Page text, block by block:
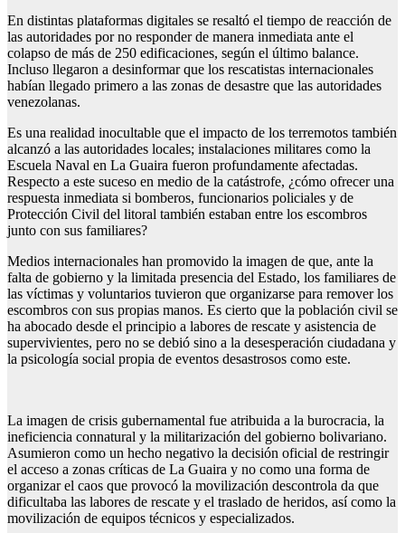
En distintas plataformas digitales se resaltó el tiempo de reacción de
las autoridades por no responder de manera inmediata ante el
colapso de más de 250 edificaciones, según el último balance.
Incluso llegaron a desinformar que los rescatistas internacionales
habían llegado primero a las zonas de desastre que las autoridades
venezolanas.
Es una realidad inocultable que el impacto de los terremotos también
alcanzó a las autoridades locales; instalaciones militares como la
Escuela Naval en La Guaira fueron profundamente afectadas.
Respecto a este suceso en medio de la catástrofe, ¿cómo ofrecer una
respuesta inmediata si bomberos, funcionarios policiales y de
Protección Civil del litoral también estaban entre los escombros
junto con sus familiares?
Medios internacionales han promovido la imagen de que, ante la
falta de gobierno y la limitada presencia del Estado, los familiares de
las víctimas y voluntarios tuvieron que organizarse para remover los
escombros con sus propias manos. Es cierto que la población civil se
ha abocado desde el principio a labores de rescate y asistencia de
supervivientes, pero no se debió sino a la desesperación ciudadana y
la psicología social propia de eventos desastrosos como este.
La imagen de crisis gubernamental fue atribuida a la burocracia, la
ineficiencia connatural y la militarización del gobierno bolivariano.
Asumieron como un hecho negativo la decisión oficial de restringir
el acceso a zonas críticas de La Guaira y no como una forma de
organizar el caos que provocó la movilización descontrola da que
dificultaba las labores de rescate y el traslado de heridos, así como la
movilización de equipos técnicos y especializados.